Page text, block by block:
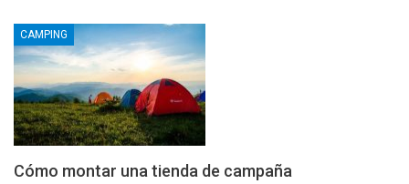
CAMPING
Cómo montar una tienda de campaña